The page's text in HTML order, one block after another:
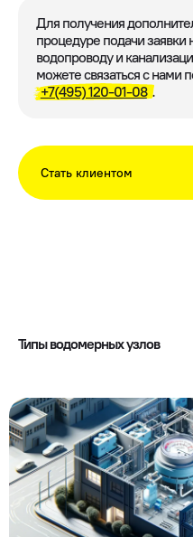
Для получения
процедуре подачи заявки
водопроводу и
можете связаться с нами
+7(495) 120-01-08 .
Стать клиентом
Типы водомерных узлов